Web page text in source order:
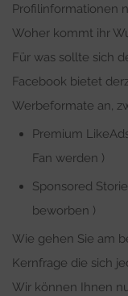
Profilinformationen
Woher kommt ihr
Für was sollte sich
Facebook bietet
Werbeformate an,
Premium
Fan werden )
Sponsored
beworben )
Wie gehen Sie am
Kernfrage die sich
Wir können Ihnen